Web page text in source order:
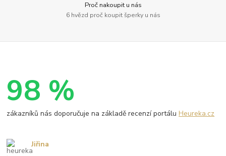
Proč nakoupit u nás
6 hvězd proč koupit šperky u nás
98 %
zákazníků nás doporučuje na základě recenzí portáluHeureka.cz
Jiřina